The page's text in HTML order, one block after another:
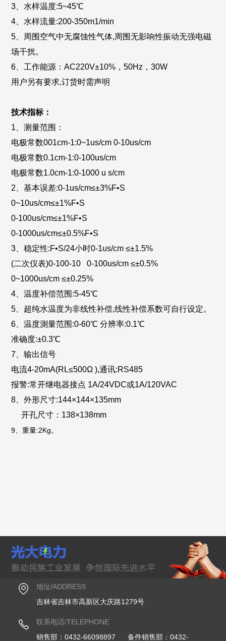
3、水样温度:5~45℃
4、水样流量:200-350m1/min
5、周围空气中无腐蚀性气体,周围无影响性振动无强电磁
场干扰。
6、工作能源：AC220V±10%，50Hz，30W
用户另有要求,订货时需声明
技术指标：
1、测量范围：
电极常数001cm-1:0~1us/cm 0-10us/cm
电极常数0.1cm-1:0-100us/cm
电极常数1.0cm-1:0-1000 u s/cm
2、基本误差:0-1us/cm≤±3%F•S
0~10us/cm≤±1%F•S
0-100us/cm≤±1%F•S
0-1000us/cm≤±0.5%F•S
3、稳定性:F•S/24小时0-1us/cm ≤±1.5%
(二次仪表)0-100-10 0-100us/cm ≤±0.5%
0~1000us/cm ≤±0.25%
4、温度补偿范围:5-45℃
5、超纯水温度为非线性补偿,线性补偿系数可自行设定。
6、温度測量范围:0-60℃ 分辨率:0.1℃
准确度:±0.3℃
7、输出信号
电流4-20mA(RL≤500Ω ),通讯:RS485
报警:常开继电器接点 1A/24VDC或1A/120VAC
8、外形尺寸:144×144×135mm
开孔尺寸： 138×138mm
9、重量:2Kg。
地址/ADDRESS
吉林省吉林市高新区大庆路1279号
联系电话/TELEPHONE
销售部：0432-66098897 备件销售部：0432-